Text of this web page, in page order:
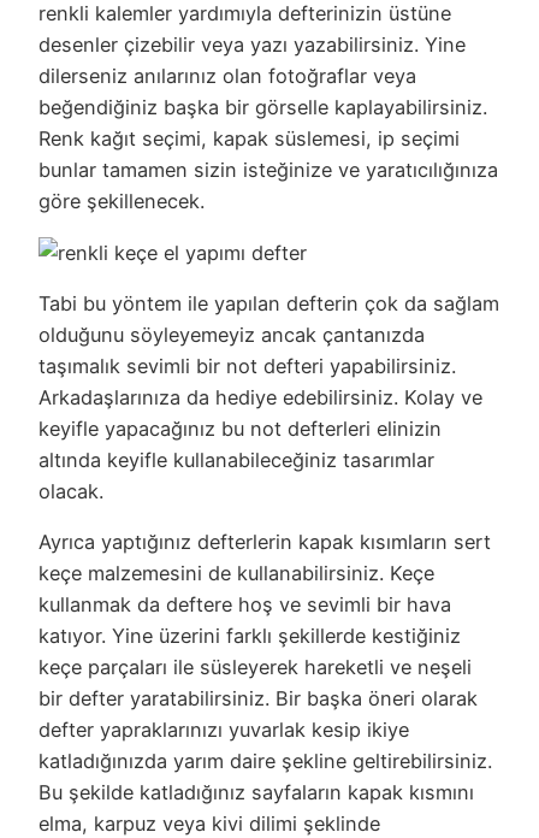
renkli kalemler yardımıyla defterinizin üstüne
desenler çizebilir veya yazı yazabilirsiniz. Yine
dilerseniz anılarınız olan fotoğraflar veya
beğendiğiniz başka bir görselle kaplayabilirsiniz.
Renk kağıt seçimi, kapak süslemesi, ip seçimi
bunlar tamamen sizin isteğinize ve yaratıcılığınıza
göre şekillenecek.
Tabi bu yöntem ile yapılan defterin çok da sağlam
olduğunu söyleyemeyiz ancak çantanızda
taşımalık sevimli bir not defteri yapabilirsiniz.
Arkadaşlarınıza da hediye edebilirsiniz. Kolay ve
keyifle yapacağınız bu not defterleri elinizin
altında keyifle kullanabileceğiniz tasarımlar
olacak.
Ayrıca yaptığınız defterlerin kapak kısımların sert
keçe malzemesini de kullanabilirsiniz. Keçe
kullanmak da deftere hoş ve sevimli bir hava
katıyor. Yine üzerini farklı şekillerde kestiğiniz
keçe parçaları ile süsleyerek hareketli ve neşeli
bir defter yaratabilirsiniz. Bir başka öneri olarak
defter yapraklarınızı yuvarlak kesip ikiye
katladığınızda yarım daire şekline geltirebilirsiniz.
Bu şekilde katladığınız sayfaların kapak kısmını
elma, karpuz veya kivi dilimi şeklinde